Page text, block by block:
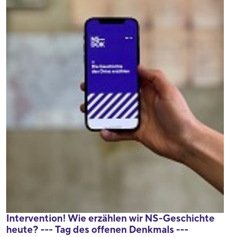
Intervention! Wie erzählen wir NS-Geschichte
heute? --- Tag des offenen Denkmals ---